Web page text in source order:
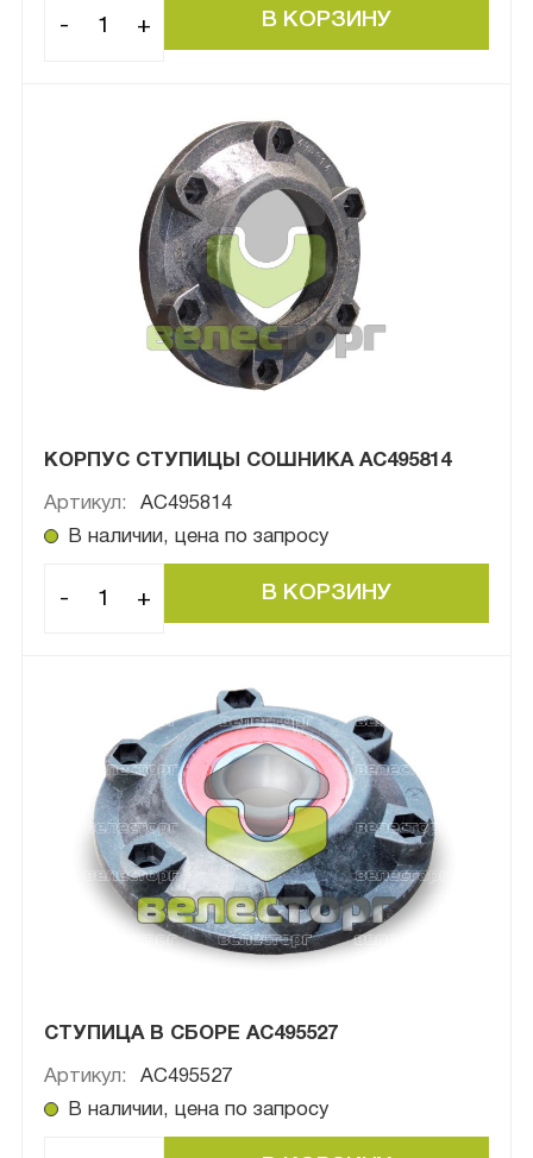
- +
КОРПУС СТУПИЦЫ СОШНИКА АС495814
Артикул:
AC495814
В наличии, цена по запросу
- +
СТУПИЦА В СБОРЕ AC495527
Артикул:
AC495527
В наличии, цена по запросу